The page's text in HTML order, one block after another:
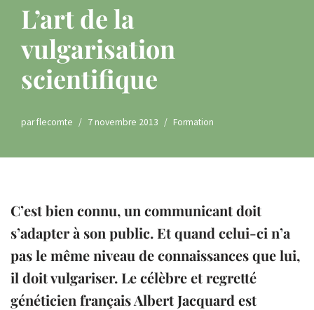
L’art de la
vulgarisation
scientifique
parflecomte 7 novembre 2013 Formation
C’est bien connu, un communicant doit
s’adapter à son public. Et quand celui-ci n’a
pas le même niveau de connaissances que lui,
il doitvulgariser. Le célèbre et regretté
généticien français Albert Jacquard est